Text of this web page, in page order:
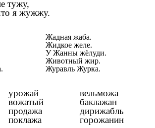
я жужжу.
Жадная жаба.
Жидкое желе.
У Жанны жёлуди.
Животный жир.
Журавль Журка.
урожай
вельможа
вожатый
баклажан
продажа
дирижабль
поклажа
горожанин